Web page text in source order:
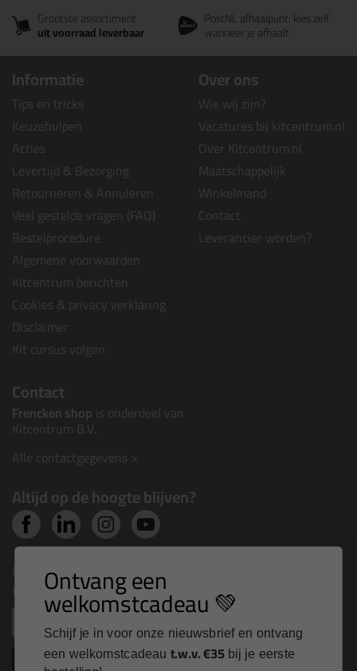
Grootste assortiment
uit voorraad leverbaar
PostNL afhaalpunt: kies zelf
wanneer je afhaalt
Informatie
Tips en tricks
Keuzehulpen
Acties
Levertijd & Bezorging
Retourneren & Annuleren
Veel gestelde vragen (FAQ)
Bestelprocedure
Algemene voorwaarden
Kitcentrum berichten
Cookies & privacy verklaring
Disclaimer
Kit cursus volgen
Over ons
Wie wij zijn?
Vacatures bij kitcentrum.nl
Over Kitcentrum.nl
Maatschappelijk
Winkelmand
Contact
Leverancier worden?
Contact
Frencken shop is onderdeel van
Kitcentrum B.V.
Alle contactgegevens >
Altijd op de hoogte blijven?
Nieuws, tips en exclusieve deals rechtstreeks in je
inbox
Inschrijven
Ontvang een
welkomstcadeau 💚
Schijf je in voor onze nieuwsbrief en ontvang
een welkomstcadeau t.w.v. €35 bij je eerste